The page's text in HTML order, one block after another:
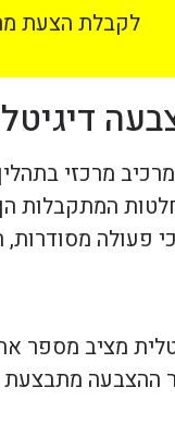
לקבלת הצעת
מרכזי
המתקבלות
פעולה
מציב מספר
מתבצעת